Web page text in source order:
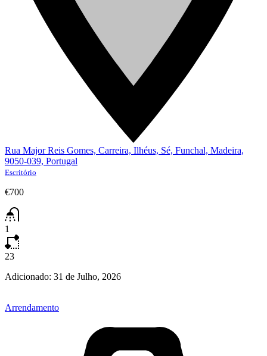
Rua Major Reis Gomes, Carreira, Ilhéus, Sé, Funchal, Madeira,
9050-039, Portugal
Escritório
€700
1
23
Adicionado: 31 de Julho, 2026
Arrendamento